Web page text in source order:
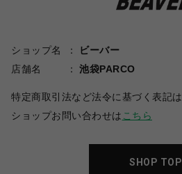
ショップ名
ビーバー
店舗名
池袋PARCO
特定商取引法など法令に基づく表記は
ショップお問い合わせは こちら
SHOP TOP